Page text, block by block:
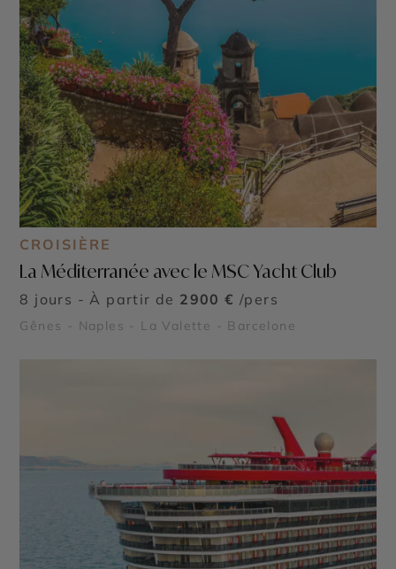
CROISIÈRE
La Méditerranée avec le MSC Yacht Club
8 jours - À partir de 2900 € /pers
Gênes - Naples - La Valette - Barcelone